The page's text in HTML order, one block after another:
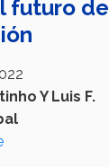
futuro de
Y Luis F.